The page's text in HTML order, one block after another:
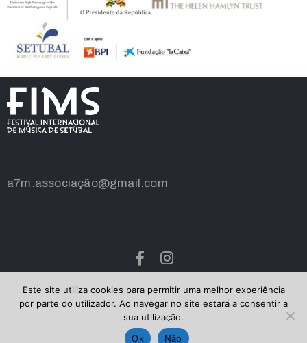
a7m.associação@gmail.com
A7M – Associação Festival Internacional de Música de
Setúbal © 2018. All Rights Reserved
Este site utiliza cookies para permitir uma melhor experiência
por parte do utilizador. Ao navegar no site estará a consentir a
sua utilização.
Ok
Não